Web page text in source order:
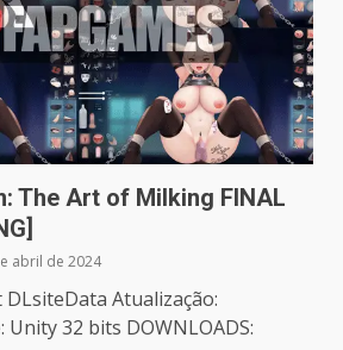
The Art of Milking FINAL
abril de 2024
Atualização:
Unity 32 bits DOWNLOADS: